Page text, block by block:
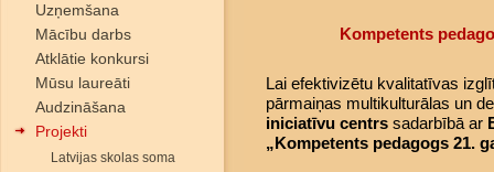
Uzņemšana
Mācību darbs
Atklātie konkursi
Mūsu laureāti
Audzināšana
Projekti
Latvijas skolas soma
Kompetents
Lai efektivizētu kvalitatīvas
pārmaiņas multikulturālas un
iniciatīvu centrs sadarbībā ar
„Kompetents pedagogs 21.